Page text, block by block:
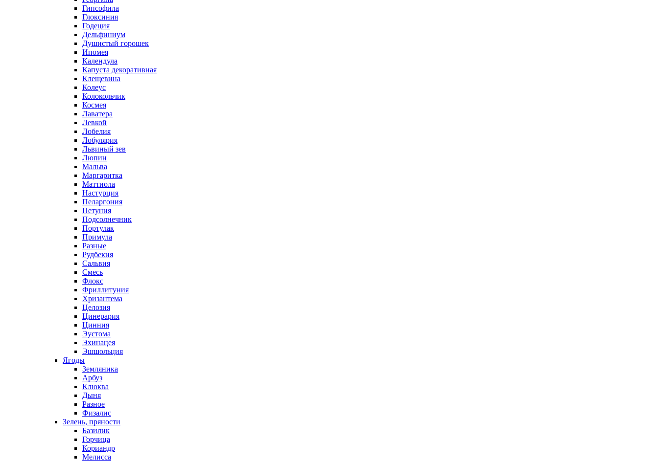
Гипсофила
Глоксиния
Годеция
Дельфиниум
Душистый горошек
Ипомея
Календула
Капуста декоративная
Клещевина
Колеус
Колокольчик
Космея
Лаватера
Левкой
Лобелия
Лобулярия
Львиный зев
Люпин
Мальва
Маргаритка
Маттиола
Настурция
Пеларгония
Петуния
Подсолнечник
Портулак
Примула
Разные
Рудбекия
Сальвия
Смесь
Флокс
Фриллитуния
Хризантема
Целозия
Цинерария
Цинния
Эустома
Эхинацея
Эшшольция
Ягоды
Земляника
Арбуз
Клюква
Дыня
Разное
Физалис
Зелень, пряности
Базилик
Горчица
Кориандр
Мелисса